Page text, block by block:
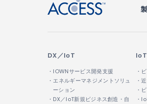
DX／IoT
・IOWNサービス開発支援
・エネルギーマネジメントソリュ
ーション
・DX／IoT新規ビジネス創造・自
・
・
・
・